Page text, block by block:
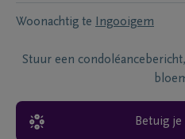
Woonachtig te Ingooigem
Stuur een
Betuig